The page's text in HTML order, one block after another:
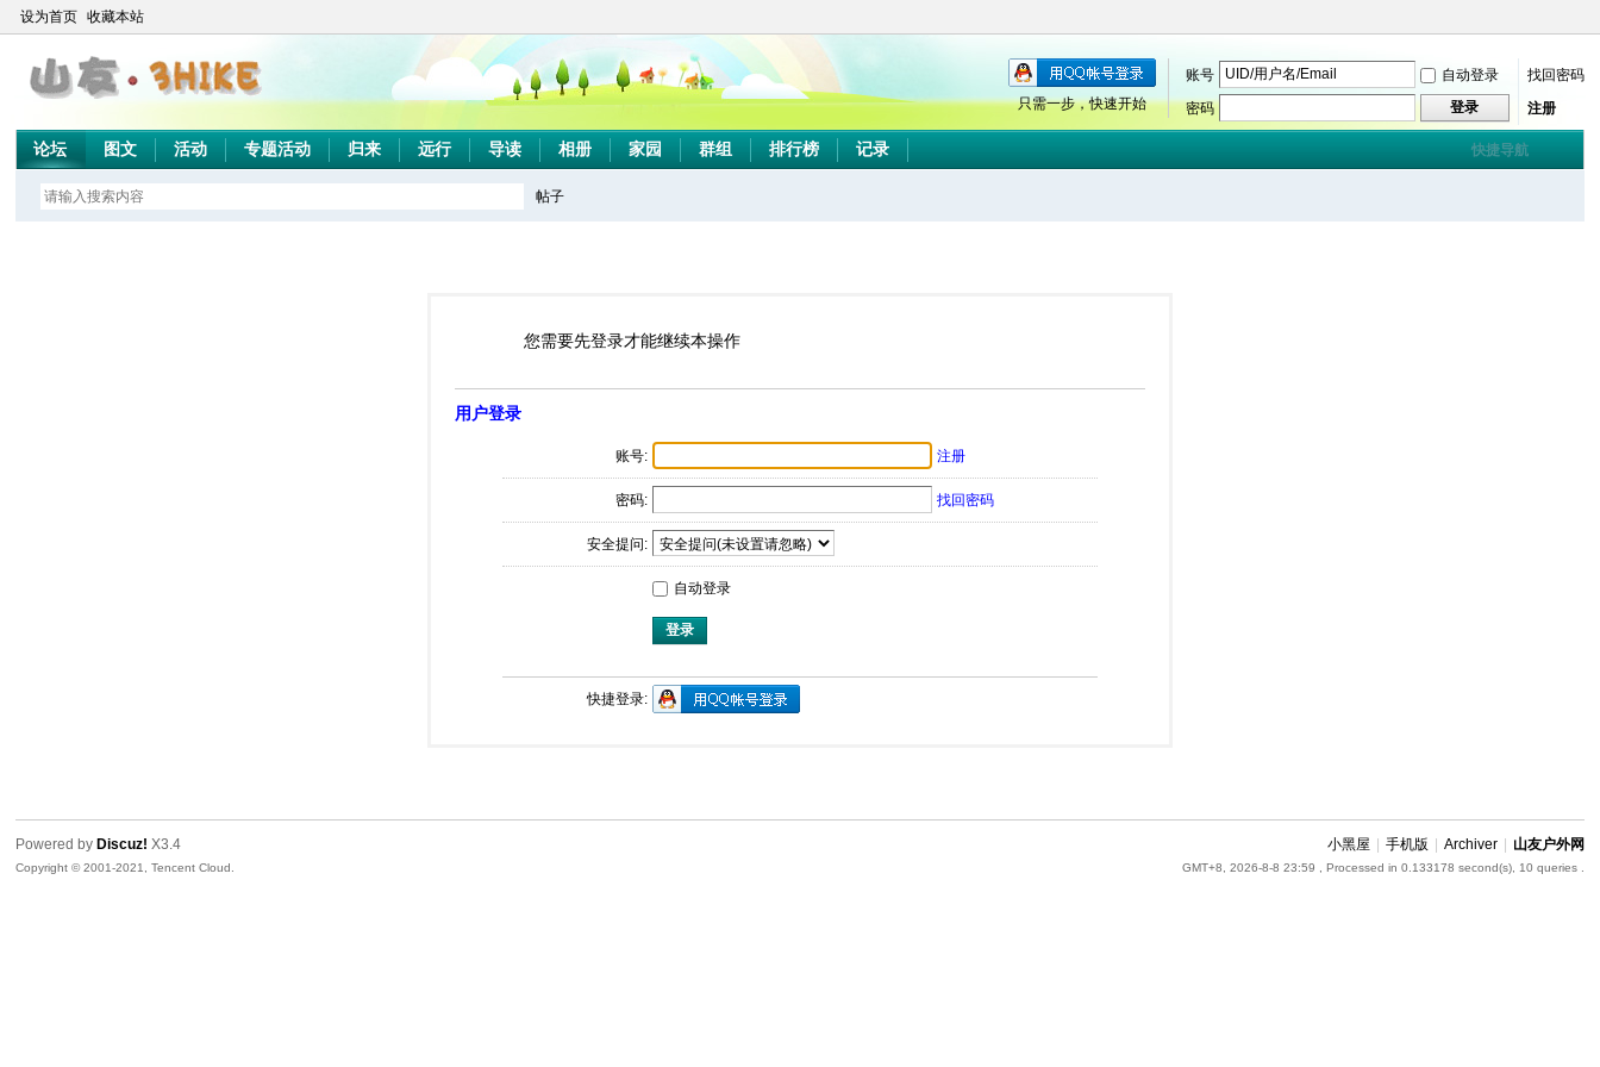
设为首页 收藏本站
账号 自动登录
找回密码
密码
登录 注册
只需一步，快速开始
快捷导航
论坛 图文 活动 专题活动 归来 远行 导读 相册 家园 群组 排行榜 记录
帖子
索
您需要先登录才能继续本操作
用户登录
账号: 注册
密码: 找回密码
安全提问:
自动登录
登录
快捷登录:
小黑屋 手机版 Archiver 山友户外网
GMT+8, 2026-8-8 23:59 , Processed in 0.133178 second(s), 10 queries .
Powered by Discuz! X3.4
Copyright © 2001-2021, Tencent Cloud.